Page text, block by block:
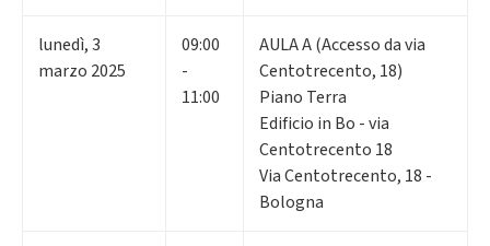
lunedì,3
marzo 2025
09:00
-
11:00
AULA A (Accesso da via
Centotrecento, 18)
Piano Terra
Edificio in Bo - via
Centotrecento 18
Via Centotrecento, 18 -
Bologna